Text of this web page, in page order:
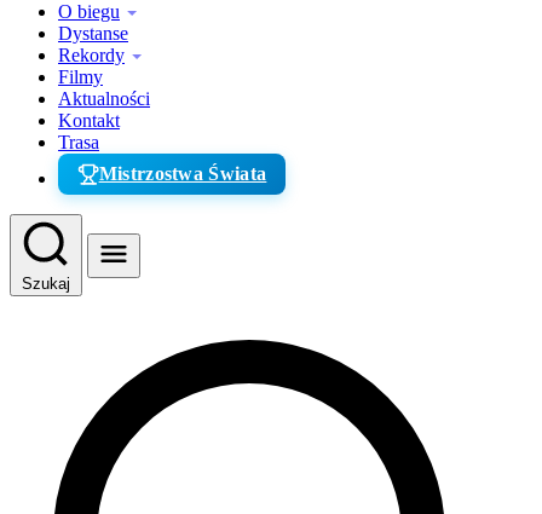
O biegu
Dystanse
Rekordy
Filmy
Aktualności
Kontakt
Trasa
Mistrzostwa Świata
Szukaj